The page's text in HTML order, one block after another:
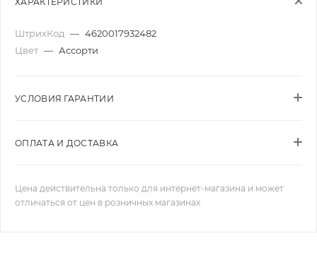
ШтрихКод — 4620017932482
Цвет — Ассорти
УСЛОВИЯ ГАРАНТИИ
ОПЛАТА И ДОСТАВКА
Цена действительна только для интернет-магазина и может
отличаться от цен в розничных магазинах